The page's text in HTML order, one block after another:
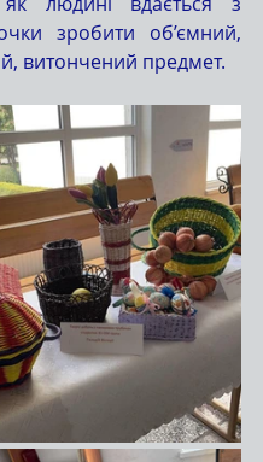
зробити об’ємний,
витончений предмет.